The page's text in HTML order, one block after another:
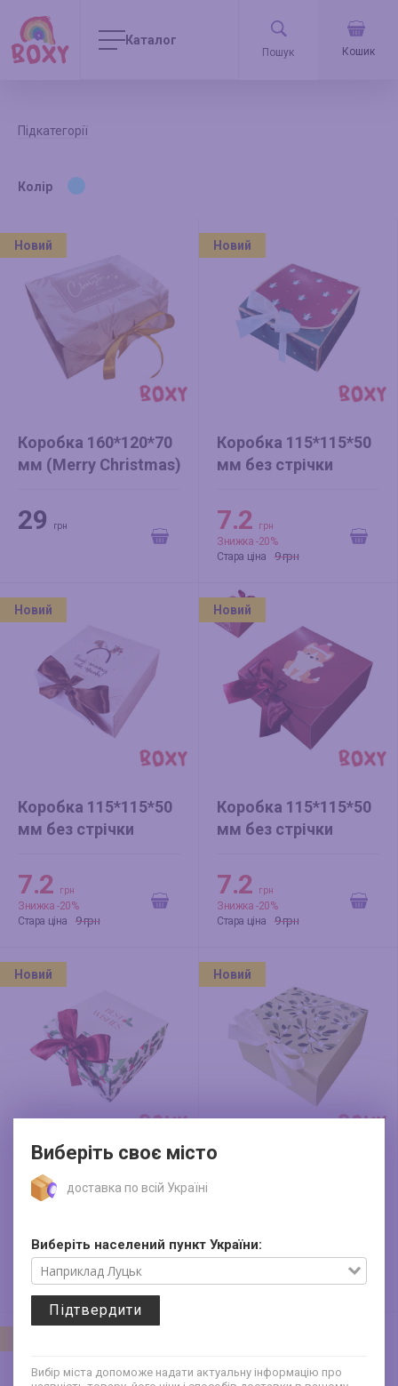
Виберіть своє місто
доставка по всій Україні
Виберіть населений пункт України:
Підтвердити
Вибір міста допоможе надати актуальну інформацію про
Каталог
Кошик
Підкатегорії
Колір
Новий
Коробка 160*120*70
мм (Merry Christmas)
29 грн
Новий
Коробка 115*115*50
мм без стрічки
7.2 грн
Знижка -20%
Стара ціна
9 грн
Новий
Коробка 115*115*50
мм без стрічки
7.2 грн
Знижка -20%
Стара ціна
9 грн
Новий
Коробка 115*115*50
мм без стрічки
7.2 грн
Знижка -20%
Стара ціна
9 грн
Новий
Коробка 115*115*50
мм без стрічки
Гостролист
7.2 грн
Знижка -20%
Стара ціна
9 грн
Новий
12.8
Стара ціна
16 грн